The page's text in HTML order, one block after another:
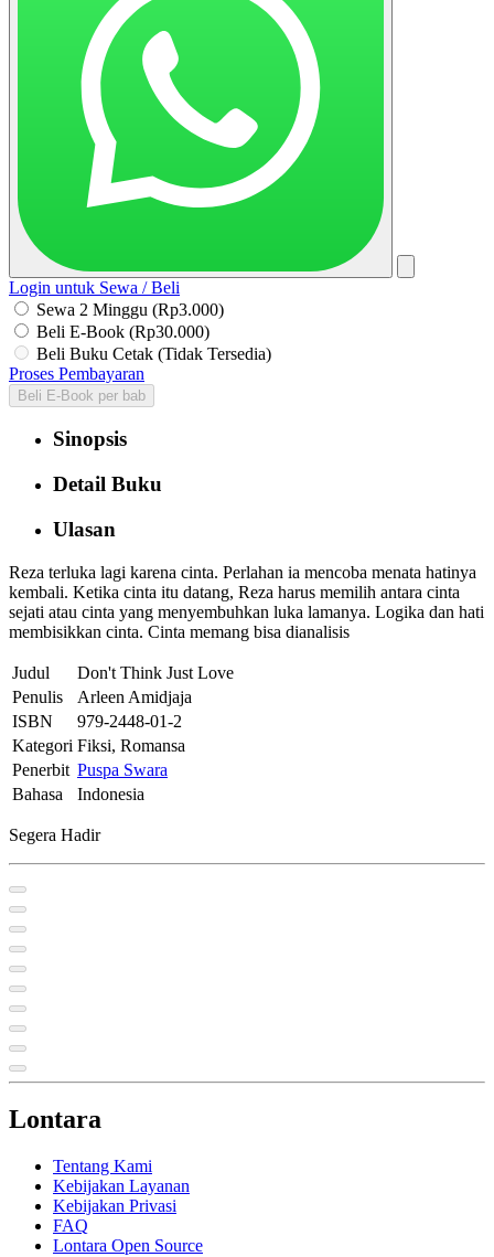
Login untuk Sewa / Beli
Sewa 2 Minggu (Rp3.000)
Beli E-Book (Rp30.000)
Beli Buku Cetak (Tidak Tersedia)
Proses Pembayaran
Beli E-Book per bab
Sinopsis
Detail Buku
Ulasan
Reza terluka lagi karena cinta. Perlahan ia mencoba menata hatinya
kembali. Ketika cinta itu datang, Reza harus memilih antara cinta
sejati atau cinta yang menyembuhkan luka lamanya. Logika dan hati
membisikkan cinta. Cinta memang bisa dianalisis
Judul
Don't Think Just Love
Penulis
Arleen Amidjaja
ISBN
979-2448-01-2
Kategori Fiksi, Romansa
Penerbit Puspa Swara
Bahasa
Indonesia
Segera Hadir
Lontara
Tentang Kami
Kebijakan Layanan
Kebijakan Privasi
FAQ
Lontara Open Source